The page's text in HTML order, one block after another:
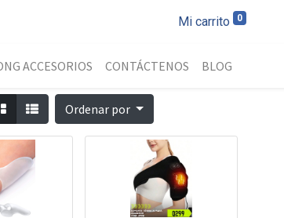
Mi carrito 0
ACCESORIOS CONTÁCTENOS BLOG
Ordenar por